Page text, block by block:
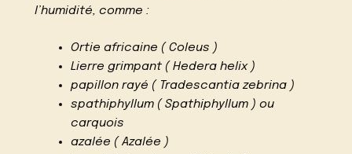
l’humidité, comme :
Ortie africaine ( Coleus )
Lierre grimpant ( Hedera helix )
papillon rayé ( Tradescantia zebrina )
spathiphyllum ( Spathiphyllum ) ou
carquois
azalée ( Azalée )